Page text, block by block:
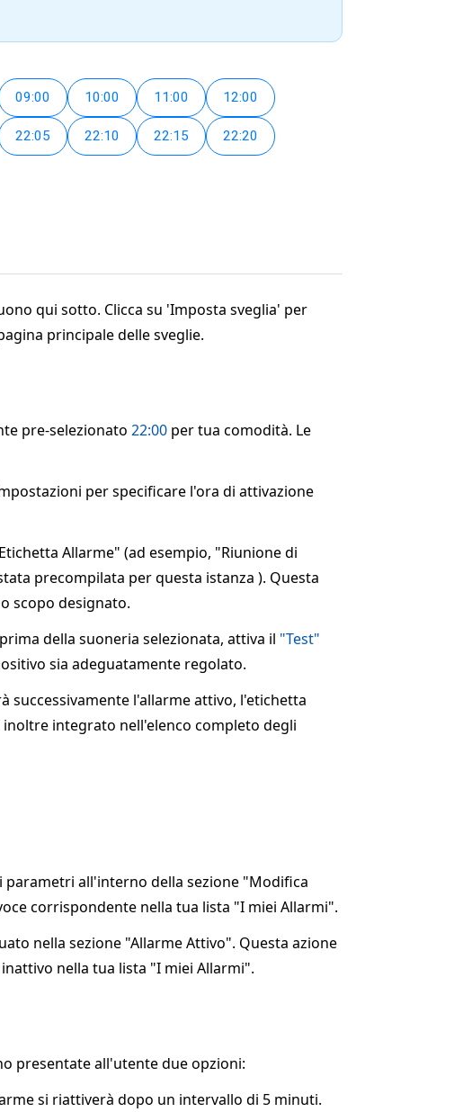
09:00 10:00 11:00 12:00
22:05 22:10 22:15 22:20
qui sotto. Clicca su 'Imposta sveglia' per
principale delle sveglie.
pre-selezionato 22:00 per tua comodità. Le
per specificare l'ora di attivazione
Allarme" (ad esempio, "Riunione di
precompilata per questa istanza ). Questa
scopo designato.
della suoneria selezionata, attiva il "Test"
sia adeguatamente regolato.
successivamente l'allarme attivo, l'etichetta
integrato nell'elenco completo degli
all'interno della sezione "Modifica
corrispondente nella tua lista "I miei Allarmi".
nella sezione "Allarme Attivo". Questa azione
nella tua lista "I miei Allarmi".
presentate all'utente due opzioni:
si riattiverà dopo un intervallo di 5 minuti.